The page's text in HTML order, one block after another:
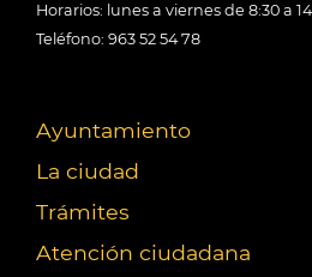
Horarios: lunes a viernes de 8:30 a
Teléfono: 963 52 54 78
Ayuntamiento
La ciudad
Trámites
Atención ciudadana